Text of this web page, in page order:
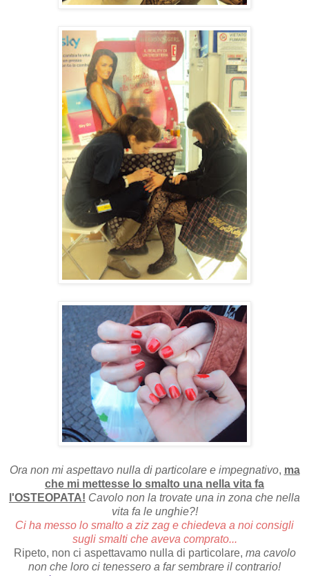
Ora non mi aspettavo nulla di particolare e impegnativo, ma
che mi mettesse lo smalto una nella vita fa
l'OSTEOPATA! Cavolo non la trovate una in zona che nella
vita fa le unghie?!
Ci ha messo lo smalto a ziz zag e chiedeva a noi consigli
sugli smalti cheaveva comprato...
Ripeto, non ci aspettavamo nulla di particolare, ma cavolo
non che loro ci tenessero a far sembrare il contrario!